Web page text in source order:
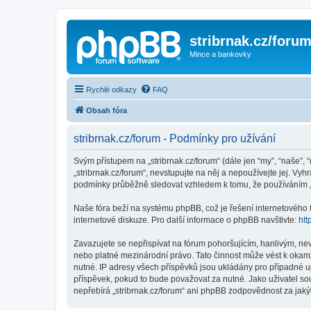
stribrnak.cz/forum
Mince a bankovky
Rychlé odkazy FAQ
Obsah fóra
stribrnak.cz/forum - Podmínky pro užívání
Svým přístupem na „stribrnak.cz/forum“ (dále jen “my”,
„stribrnak.cz/forum“, nevstupujte na něj a nepoužívejte jej.
podmínky průběžně sledovat vzhledem k tomu, že používáním
Naše fóra beží na systému phpBB, což je řešení internetového
internetové diskuze. Pro další informace o phpBB navštivte:
Zavazujete se nepřispívat na fórum pohoršujícím, hanlivým,
nebo platné mezinárodní právo. Tato činnost může vést k
nutné. IP adresy všech příspěvků jsou ukládány pro případné
příspěvek, pokud to bude považovat za nutné. Jako uživatel
nepřebírá „stribrnak.cz/forum“ ani phpBB zodpovědnost za